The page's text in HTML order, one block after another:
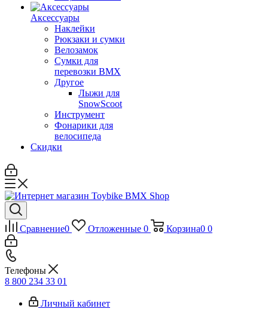
Аксессуары
Наклейки
Рюкзаки и сумки
Велозамок
Сумки для
перевозки BMX
Другое
Лыжи для
SnowScoot
Инструмент
Фонарики для
велосипеда
Скидки
Сравнение0 Отложенные 0 Корзина0 0
Телефоны
8 800 234 33 01
Личный кабинет